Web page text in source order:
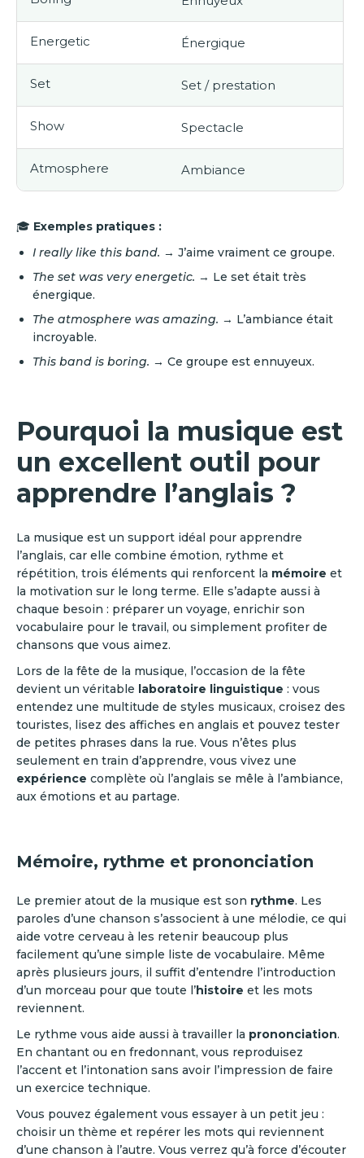
Energetic Énergique
Set Set / prestation
Show Spectacle
Atmosphere Ambiance
🎓 Exemples pratiques :
I really like this band. → J’aime vraiment ce groupe.
The set was very energetic. → Le set était très
énergique.
The atmosphere was amazing. → L’ambiance était
incroyable.
This band is boring. → Ce groupe est ennuyeux.
Pourquoi la musique est
un excellent outil pour
apprendre l’anglais ?
La musique est un support idéal pour apprendre
l’anglais, car elle combine émotion, rythme et
répétition, trois éléments qui renforcent la mémoire et
la motivation sur le long terme. Elle s’adapte aussi à
chaque besoin : préparer un voyage, enrichir son
vocabulaire pour le travail, ou simplement profiter de
chansons que vous aimez.
Lors de la fête de la musique, l’occasion de la fête
devient un véritable laboratoire linguistique : vous
entendez une multitude de styles musicaux, croisez des
touristes, lisez des affiches en anglais et pouvez tester
de petites phrases dans la rue. Vous n’êtes plus
seulement en train d’apprendre, vous vivez une
expérience complète où l’anglais se mêle à l’ambiance,
aux émotions et au partage.
Mémoire, rythme et prononciation
Le premier atout de la musique est son rythme. Les
paroles d’une chanson s’associent à une mélodie, ce qui
aide votre cerveau à les retenir beaucoup plus
facilement qu’une simple liste de vocabulaire. Même
après plusieurs jours, il suffit d’entendre l’introduction
d’un morceau pour que toute l’histoire et les mots
reviennent.
Le rythme vous aide aussi à travailler la prononciation.
En chantant ou en fredonnant, vous reproduisez
l’accent et l’intonation sans avoir l’impression de faire
un exercice technique.
Vous pouvez également vous essayer à un petit jeu :
choisir un thème et repérer les mots qui reviennent
d’une chanson à l’autre. Vous verrez qu’à force d’écouter